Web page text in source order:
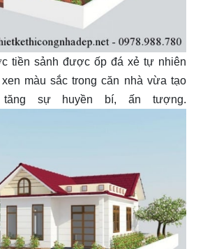
tiền sảnh được ốp đá xẻ tự nhiên
màu sắc trong căn nhà vừa tạo
sự huyền bí, ấn tượng.